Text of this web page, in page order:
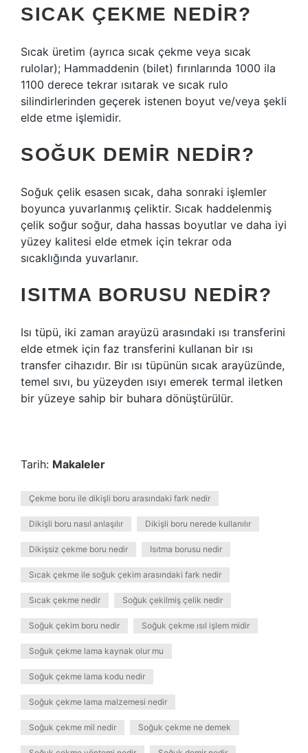
SICAK ÇEKME NEDIR?
Sıcak üretim (ayrıca sıcak çekme veya sıcak
rulolar); Hammaddenin (bilet) fırınlarında 1000 ila
1100 derece tekrar ısıtarak ve sıcak rulo
silindirlerinden geçerek istenen boyut ve/veya şekli
elde etme işlemidir.
SOĞUK DEMIR NEDIR?
Soğuk çelik esasen sıcak, daha sonraki işlemler
boyunca yuvarlanmış çeliktir. Sıcak haddelenmiş
çelik soğur soğur, daha hassas boyutlar ve daha iyi
yüzey kalitesi elde etmek için tekrar oda
sıcaklığında yuvarlanır.
ISITMA BORUSU NEDIR?
Isı tüpü, iki zaman arayüzü arasındaki ısı transferini
elde etmek için faz transferini kullanan bir ısı
transfer cihazıdır. Bir ısı tüpünün sıcak arayüzünde,
temel sıvı, bu yüzeyden ısıyı emerek termal iletken
bir yüzeye sahip bir buhara dönüştürülür.
Tarih: Makaleler
Çekme boru ile dikişli boru arasındaki fark nedir
Dikişli boru nasıl anlaşılır Dikişli boru nerede kullanılır
Dikişsiz çekme boru nedir Isıtma borusu nedir
Sıcak çekme ile soğuk çekim arasındaki fark nedir
Sıcak çekme nedir Soğuk çekilmiş çelik nedir
Soğuk çekim boru nedir Soğuk çekme ısıl işlem midir
Soğuk çekme lama kaynak olur mu
Soğuk çekme lama kodu nedir
Soğuk çekme lama malzemesi nedir
Soğuk çekme mil nedir Soğuk çekme ne demek